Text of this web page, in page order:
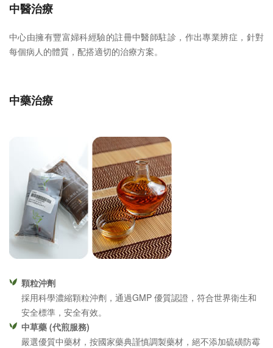
中醫治療
中心由擁有豐富婦科經驗的註冊中醫師駐診，作出專業辨症，針對
每個病人的體質，配搭適切的治療方案。
中藥治療
顆粒沖劑
採用科學濃縮顆粒沖劑，通過GMP 優質認證，符合世界衛生和
安全標準，安全有效。
中草藥 (代煎服務)
嚴選優質中藥材，按國家藥典謹慎調製藥材，絕不添加硫磺防霉